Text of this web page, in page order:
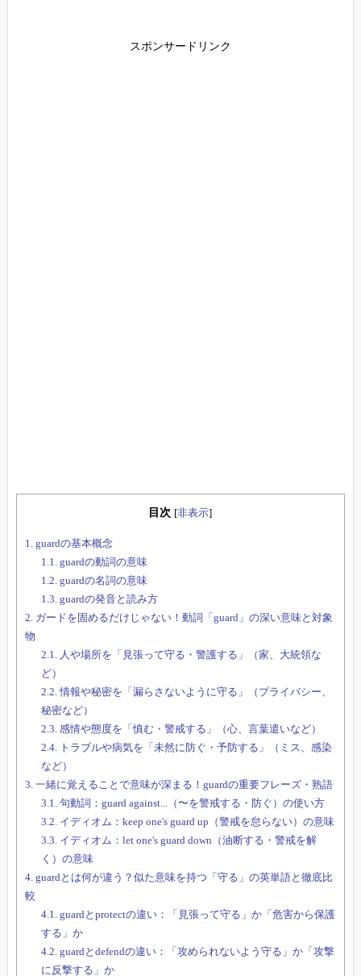
スポンサードリンク
目次 [非表示]
1. guardの基本概念
1.1. guardの動詞の意味
1.2. guardの名詞の意味
1.3. guardの発音と読み方
2. ガードを固めるだけじゃない！動詞「guard」の深い意味と対象
物
2.1.
人や場所を「見張って守る・警護する」（家、大統領な
ど）
2.2. 情報や秘密を「漏らさないように守る」（プライバシー、
秘密など）
2.3. 感情や態度を「慎む・警戒する」（心、言葉遣いなど）
2.4.
トラブルや病気を「未然に防ぐ・予防する」（ミス、感染
など）
3. 一緒に覚えることで意味が深まる！guardの重要フレーズ・熟語
3.1. 句動詞：guard against...（〜を警戒する・防ぐ）の使い方
3.2. イディオム：keep one's guard up（警戒を怠らない）の意味
3.3. イディオム：let one's guard down（油断する・警戒を解
く）の意味
4. guardとは何が違う？似た意味を持つ「守る」の英単語と徹底比
較
4.1. guardとprotectの違い：「見張って守る」か「危害から保護
する」か
4.2. guardとdefendの違い：「攻められないよう守る」か「攻撃
に反撃する」か